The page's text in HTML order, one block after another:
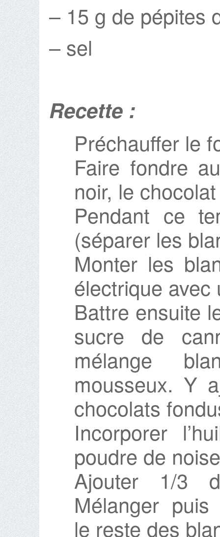
– 15 g de pépites
– sel
Recette :
Préchauffer le
Faire fondre
noir, le
Pendant ce
(séparer les
Monter les
électrique
Battre ensuite
sucre de
mélange
mousseux. Y
chocolats
Incorporer
poudre de
Ajouter 1/3
Mélanger puis
le reste des